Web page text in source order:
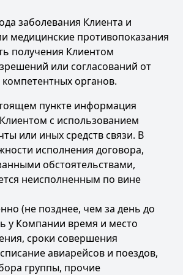
заболевания Клиента и
медицинские противопоказания
получения Клиентом
или согласований от
органов.
пункте информация
с использованием
или иных средств связи. В
исполнения договора,
обстоятельствами,
неисполненным по вине
(не позднее, чем за день до
у Компании время и место
сроки совершения
авиарейсов и поездов,
группы, прочие